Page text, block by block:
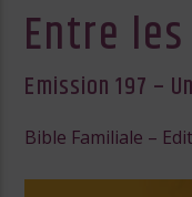
Entre
Emission 197 –
Bible Familiale –